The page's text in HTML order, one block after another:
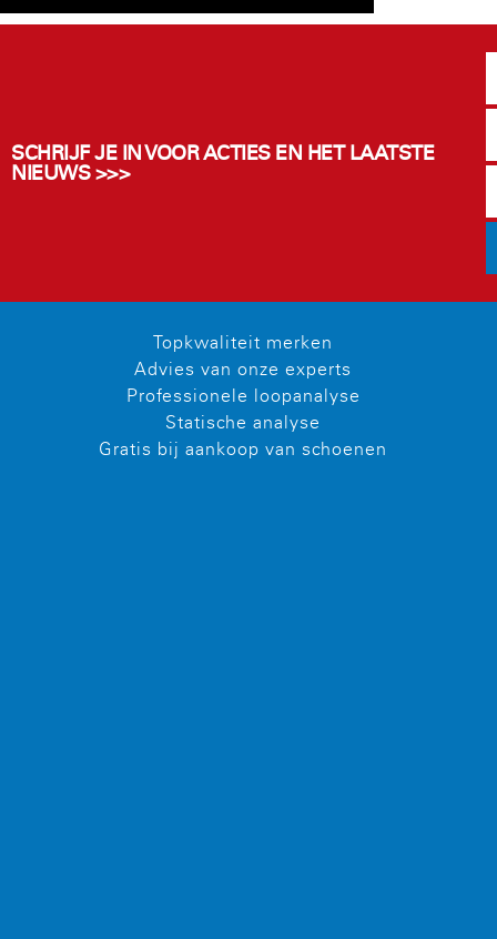
SCHRIJF JE IN VOOR ACTIES EN HET LAATSTE
NIEUWS >>>
Topkwaliteit merken
Advies van onze experts
Professionele loopanalyse
Statische analyse
Gratis bij aankoop van schoenen